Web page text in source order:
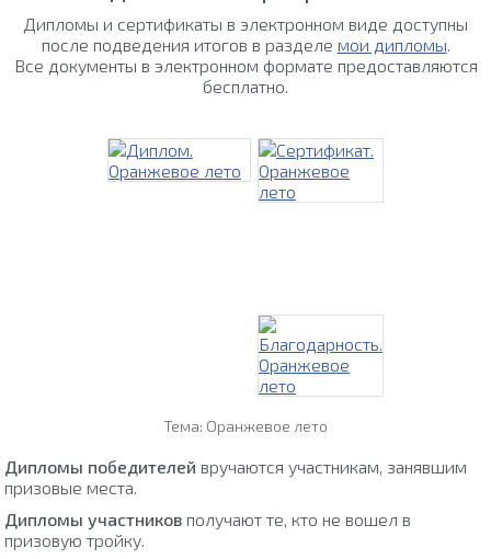
Дипломы и сертификаты в электронном виде доступны
после подведения итогов в разделе мои дипломы.
Все документы в электронном формате предоставляются
бесплатно.
Тема: Оранжевое лето
Дипломы победителей вручаются участникам, занявшим
призовые места.
Дипломы участников получают те, кто не вошел в
призовую тройку.